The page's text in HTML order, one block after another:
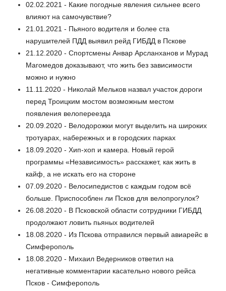
02.02.2021 - Какие погодные явления сильнее всего
влияют на самочувствие?
21.01.2021 - Пьяного водителя и более ста
нарушителей ПДД выявил рейд ГИБДД в Пскове
21.12.2020 - Спортсмены Анвар Арсланханов и Мурад
Магомедов доказывают, что жить без зависимости
можно и нужно
11.11.2020 - Николай Мельков назвал участок дороги
перед Троицким мостом возможным местом
появления велопереезда
20.09.2020 - Велодорожки могут выделить на широких
тротуарах, набережных и в городских парках
18.09.2020 - Хип-хоп и камера. Новый герой
программы «Независимость» расскажет, как жить в
кайф, а не искать его на стороне
07.09.2020 - Велосипедистов с каждым годом всё
больше. Приспособлен ли Псков для велопрогулок?
26.08.2020 - В Псковской области сотрудники ГИБДД
продолжают ловить пьяных водителей
18.08.2020 - Из Пскова отправился первый авиарейс в
Симферополь
18.08.2020 - Михаил Ведерников ответил на
негативные комментарии касательно нового рейса
Псков - Симферополь